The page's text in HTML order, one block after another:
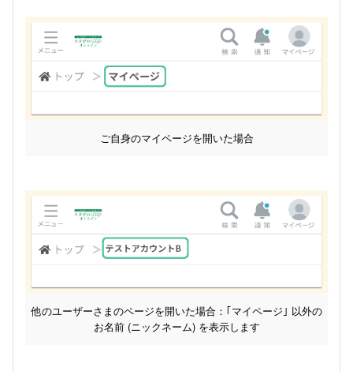
ご自身のマイページを開いた場合
他のユーザーさまのページを開いた場合：｢マイページ｣ 以外の
お名前 (ニックネーム) を表示します